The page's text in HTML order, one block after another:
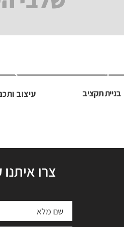
2
3
עיצוב בניית תקציב
צרו